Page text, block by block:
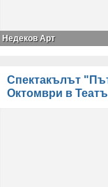
Недеков Арт
Спектакълът
Октомври в